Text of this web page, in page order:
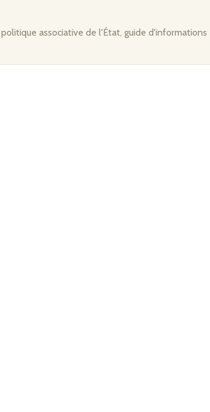
associative de l'État, guide d'informations